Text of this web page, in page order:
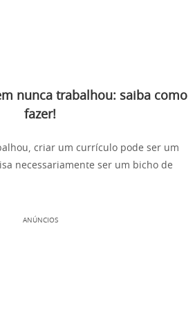
nunca trabalhou: saiba como
fazer!
criar um currículo pode ser um
necessariamente ser um bicho de
ANÚNCIOS